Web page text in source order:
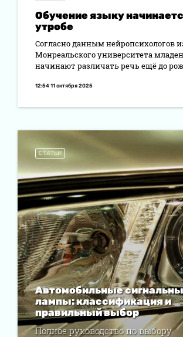
Обучение языку
утробе
Согласно данным нейропсихологов
Монреальского университета
начинают различать речь ещё до
12:54 11 октября 2025
СТАТЬИ
Автомобильные
лампы: классификация и
правильный выбор
Полное руководство по выбору